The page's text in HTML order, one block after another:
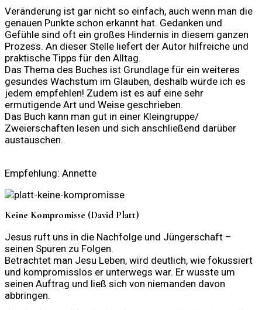
Veränderung ist gar nicht so einfach, auch wenn man die
genauen Punkte schon erkannt hat. Gedanken und
Gefühle sind oft ein großes Hindernis in diesem ganzen
Prozess. An dieser Stelle liefert der Autor hilfreiche und
praktische Tipps für den Alltag.
Das Thema des Buches ist Grundlage für ein weiteres
gesundes Wachstum im Glauben, deshalb würde ich es
jedem empfehlen! Zudem ist es auf eine sehr
ermutigende Art und Weise geschrieben.
Das Buch kann man gut in einer Kleingruppe/
Zweierschaften lesen und sich anschließend darüber
austauschen.
Empfehlung: Annette
Keine Kompromisse (David Platt)
Jesus ruft uns in die Nachfolge und Jüngerschaft –
seinen Spuren zu Folgen.
Betrachtet man Jesu Leben, wird deutlich, wie fokussiert
und kompromisslos er unterwegs war. Er wusste um
seinen Auftrag und ließ sich von niemanden davon
abbringen.